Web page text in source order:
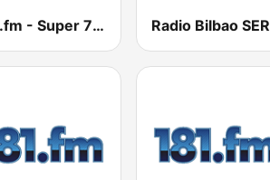
181.fm - Super 70s Radio Bilbao SER